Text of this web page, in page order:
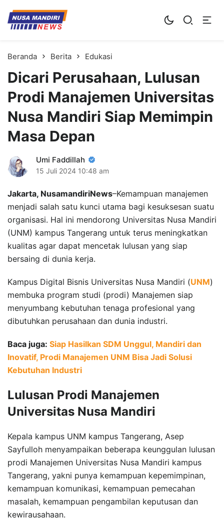
Kampus Digital Bisnis
Universitas Nusa Mandiri
Beranda Berita Edukasi
Dicari Perusahaan, Lulusan
Prodi Manajemen Universitas
Nusa Mandiri Siap Memimpin
Masa Depan
Umi Faddillah
15 Juli 2024 10:48 am
Jakarta, NusamandiriNews–Kemampuan manajemen
menjadi salah satu kunci utama bagi kesuksesan suatu
organisasi. Hal ini mendorong Universitas Nusa Mandiri
(UNM) kampus Tangerang untuk terus meningkatkan
kualitas agar dapat mencetak lulusan yang siap
bersaing di dunia kerja.
Kampus Digital Bisnis Universitas Nusa Mandiri (UNM)
membuka program studi (prodi) Manajemen siap
menyumbang kebutuhan tenaga profesional yang
dibutuhkan perusahaan dan dunia industri.
Baca juga: Siap Hasilkan SDM Unggul, Mandiri dan
Inovatif, Prodi Manajemen UNM Bisa Jadi Solusi
Kebutuhan Industri
Lulusan Prodi Manajemen
Universitas Nusa Mandiri
Kepala kampus UNM kampus Tangerang, Asep
Sayfulloh menyampaikan beberapa keunggulan lulusan
prodi Manajemen Universitas Nusa Mandiri kampus
Tangerang, yakni punya kemampuan kepemimpinan,
kemampuan komunikasi, kemampuan pemecahan
masalah, kemampuan pengambilan keputusan dan
kewirausahaan.